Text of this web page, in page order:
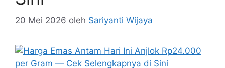
20 Mei 2026 oleh Sariyanti Wijaya